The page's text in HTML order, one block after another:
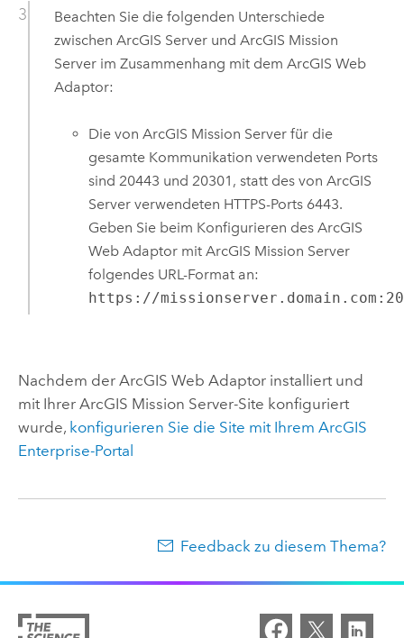
Beachten Sie die folgenden Unterschiede
zwischen ArcGIS Serverund ArcGIS Mission
Serverim Zusammenhang mit dem ArcGIS Web
Adaptor:
Die vonArcGIS Mission Server für die
gesamte Kommunikation verwendeten Ports
sind 20443 und 20301, statt des vonArcGIS
Server verwendeten HTTPS-Ports 6443.
Geben Sie beim Konfigurieren desArcGIS
Web Adaptor mitArcGIS Mission Server
folgendes URL-Format an:
https://
Nachdem der ArcGIS Web Adaptorinstalliert und
mit Ihrer ArcGIS Mission Server-Site konfiguriert
wurde, konfigurieren Sie die Site mit Ihrem ArcGIS
Enterprise-Portal
Feedback zu diesem Thema?